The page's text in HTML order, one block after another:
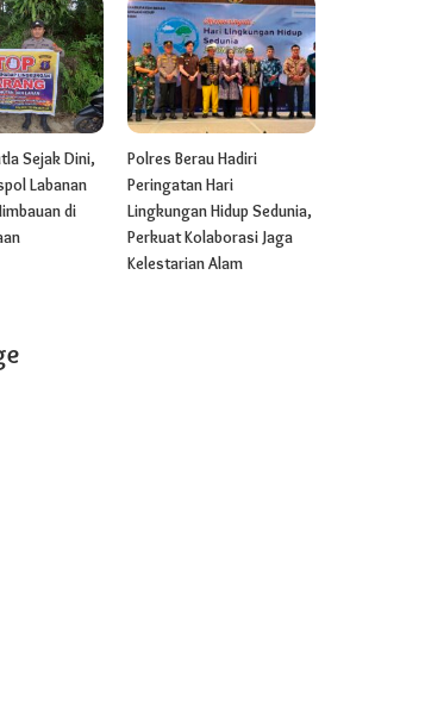
Sejak Dini,
Labanan
di
Polres Berau Hadiri
Peringatan Hari
Lingkungan Hidup Sedunia,
Perkuat Kolaborasi Jaga
Kelestarian Alam